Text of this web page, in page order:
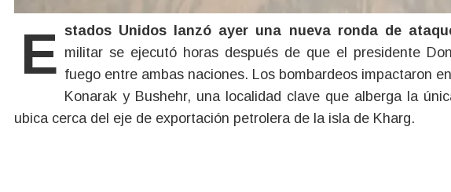
Estados Unidos lanzó ayer una nueva ronda de
militar se ejecutó horas después de que el presidente
fuego entre ambas naciones. Los bombardeos impactaron
Konarak y Bushehr, una localidad clave que alberga la
ubica cerca del eje de exportación petrolera de la isla de Kharg.